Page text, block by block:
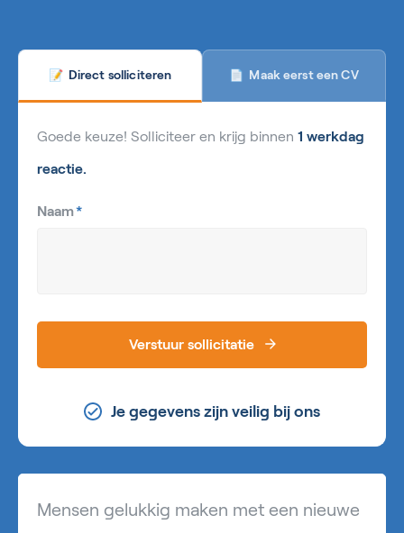
📝 Direct solliciteren 📄 Maak eerst een CV
Goede keuze! Solliciteer en krijg binnen 1 werkdag
reactie.
Naam*
Verstuur sollicitatie
Je gegevens zijn veilig bij ons
Mensen gelukkig maken met een nieuwe